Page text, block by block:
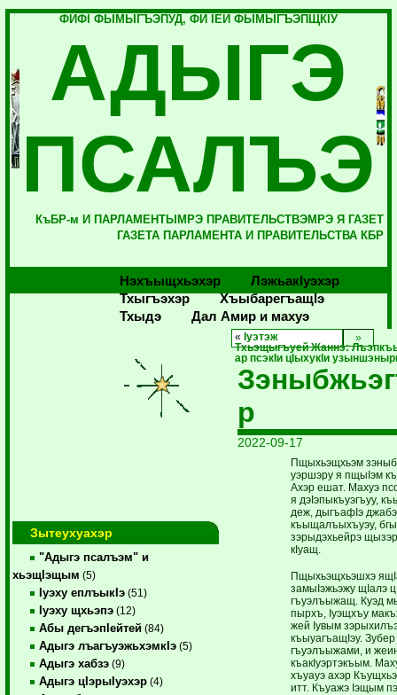
ФИФI ФЫМЫГЪЭПУД, ФИ IЕЙ ФЫМЫГЪЭПЩКIУ
АДЫГЭ
ПСАЛЪЭ
КъБР-м И ПАРЛАМЕНТЫМРЭ ПРАВИТЕЛЬСТВЭМРЭ Я ГАЗЕТ
ГАЗЕТА ПАРЛАМЕНТА И ПРАВИТЕЛЬСТВА КБР
Нэхъыщхьэхэр
Лэжьакlуэхэр
Тхыгъэхэр
Хъыбарегъащlэ
Тхыдэ
Дал Амир и махуэ
Зытеухуахэр
"Адыгэ псалъэм" и
хьэщIэщым (5)
Iуэху еплъыкIэ (51)
Iуэху щхьэпэ (12)
Абы дегъэпIейтей (84)
Адыгэ лъагъуэжьхэмкIэ (5)
Адыгэ хабзэ (9)
Адыгэ цIэрыIуэхэр (4)
« Iуэтэж
Тхьэщыгъуей Жаннэ:
ар псэкIи цIыхукIи
р
2022-09-17
Пщыхьэщхьэм
уэршэру я пщыIэм
Ахэр ешат. Махуэ
я дэIэпыкъуэгъуу,
деж, дыгъафIэ джабэ
къыщалъыхъуэу,
зэрыдэхьейрэ
кIуащ.
Пщыхьэщхьэшхэ
замыIэжьэжу щIалэ
гъуэлъыжащ. Куэд
пырхъ, Iуэщхъу
жей Iувым
къыуагъащIэу.
гъуэлъыжами, и
къакIуэртэкъым.
хъуауэ ахэр
итт. Къуажэ Iэщым